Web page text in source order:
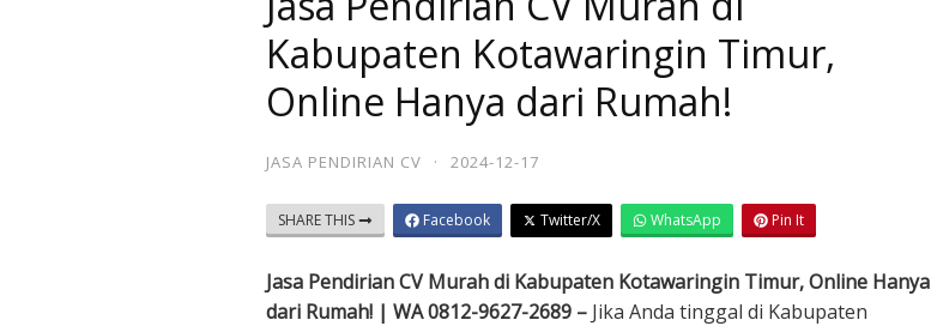
Kabupaten Kotawaringin Timur,
Online Hanya dari Rumah!
JASA PENDIRIAN CV · 2024-12-17
SHARE THIS Facebook Twitter/X WhatsApp Pin It
Jasa Pendirian CV Murah di Kabupaten Kotawaringin Timur, Online Hanya
dari Rumah! | WA 0812-9627-2689 – Jika Anda tinggal di Kabupaten